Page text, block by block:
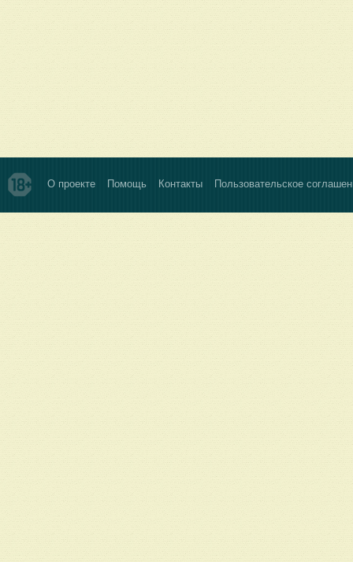
О проекте Помощь Контакты Пользовательское